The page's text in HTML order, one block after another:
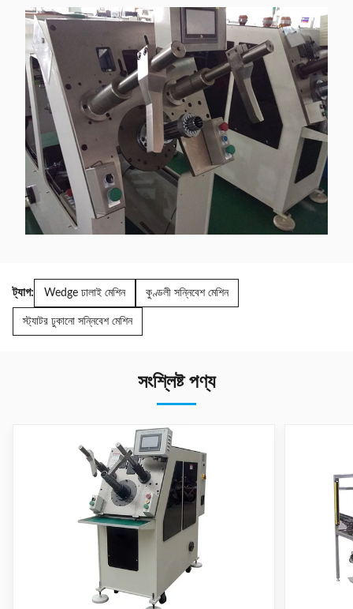
ট্যাগ: Wedge ঢালাই মেশিন কুণ্ডলী সন্নিবেশ মেশিন
স্ট্যাটর ঢুকানো সন্নিবেশ মেশিন
সংশ্লিষ্ট পণ্য